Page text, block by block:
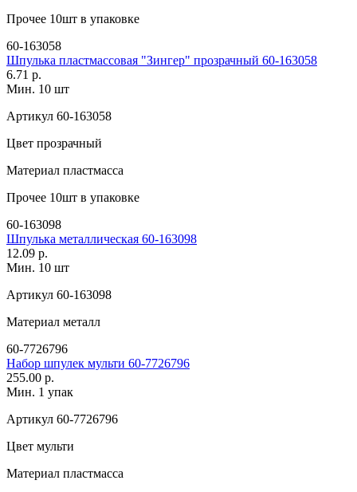
Прочее 10шт в упаковке
60-163058
Шпулька пластмассовая "Зингер" прозрачный 60-163058
6.71 р.
Мин. 10 шт
Артикул 60-163058
Цвет прозрачный
Материал пластмасса
Прочее 10шт в упаковке
60-163098
Шпулька металлическая 60-163098
12.09 р.
Мин. 10 шт
Артикул 60-163098
Материал металл
60-7726796
Набор шпулек мульти 60-7726796
255.00 р.
Мин. 1 упак
Артикул 60-7726796
Цвет мульти
Материал пластмасса